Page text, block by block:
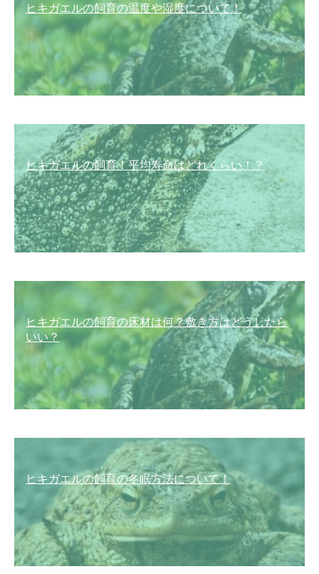
ヒキガエルの飼育の温度や湿度について！
ヒキガエルの飼育！平均寿命はどれくらい！？
ヒキガエルの飼育の床材は何？敷き方はどうしたら
いい？
ヒキガエルの飼育の冬眠方法について！